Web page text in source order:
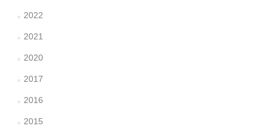
2022
2021
2020
2017
2016
2015